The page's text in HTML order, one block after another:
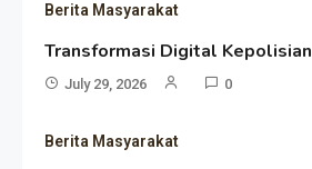
Berita Masyarakat
Transformasi Digital Kepolisian
July 29, 2026 0
Berita Masyarakat